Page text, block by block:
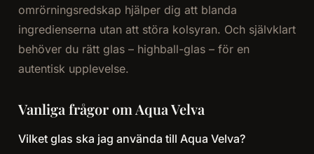
omrörningsredskap hjälper dig att blanda
ingredienserna utan att störa kolsyran. Och självklart
behöver du rätt glas – highball-glas – för en
autentisk upplevelse.
Vanliga frågor om Aqua Velva
Vilket glas ska jag använda till Aqua Velva?